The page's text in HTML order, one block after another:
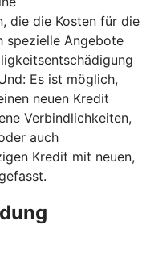
die die Kosten für die
spezielle Angebote
Es ist möglich,
neuen Kredit
Verbindlichkeiten,
auch
Kredit mit neuen,